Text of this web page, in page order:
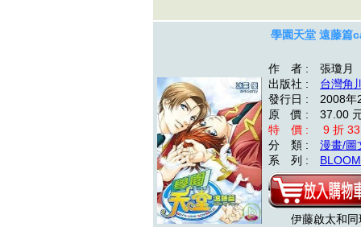
學園天堂 遠藤篇
作 者 : 張瓊月
出版社 : 台灣角
發行日 : 2008年
原 價 : 37.00
特 價 : 9 折
分 類 : 漫畫/圖
系 列 :
伊藤啟太和同